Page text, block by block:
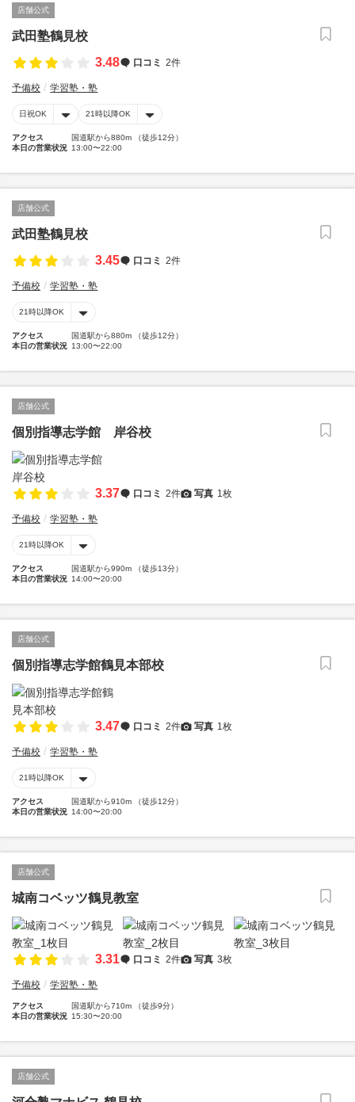
店舗公式
武田塾鶴見校
3.48
口コミ 2件
予備校 学習塾・塾
日祝OK 21時以降OK
アクセス
国道駅から880m （徒歩12分）
本日の営業状況 13:00〜22:00
店舗公式
武田塾鶴見校
3.45
口コミ 2件
予備校 学習塾・塾
21時以降OK
アクセス
国道駅から880m （徒歩12分）
本日の営業状況 13:00〜22:00
店舗公式
個別指導志学館 岸谷校
3.37 口コミ 2件 写真 1枚
予備校 学習塾・塾
21時以降OK
アクセス
国道駅から990m （徒歩13分）
本日の営業状況 14:00〜20:00
店舗公式
個別指導志学館鶴見本部校
3.47 口コミ 2件 写真 1枚
予備校 学習塾・塾
21時以降OK
アクセス
国道駅から910m （徒歩12分）
本日の営業状況 14:00〜20:00
店舗公式
城南コベッツ鶴見教室
3.31 口コミ 2件 写真 3枚
予備校 学習塾・塾
アクセス
国道駅から710m （徒歩9分）
本日の営業状況 15:30〜20:00
店舗公式